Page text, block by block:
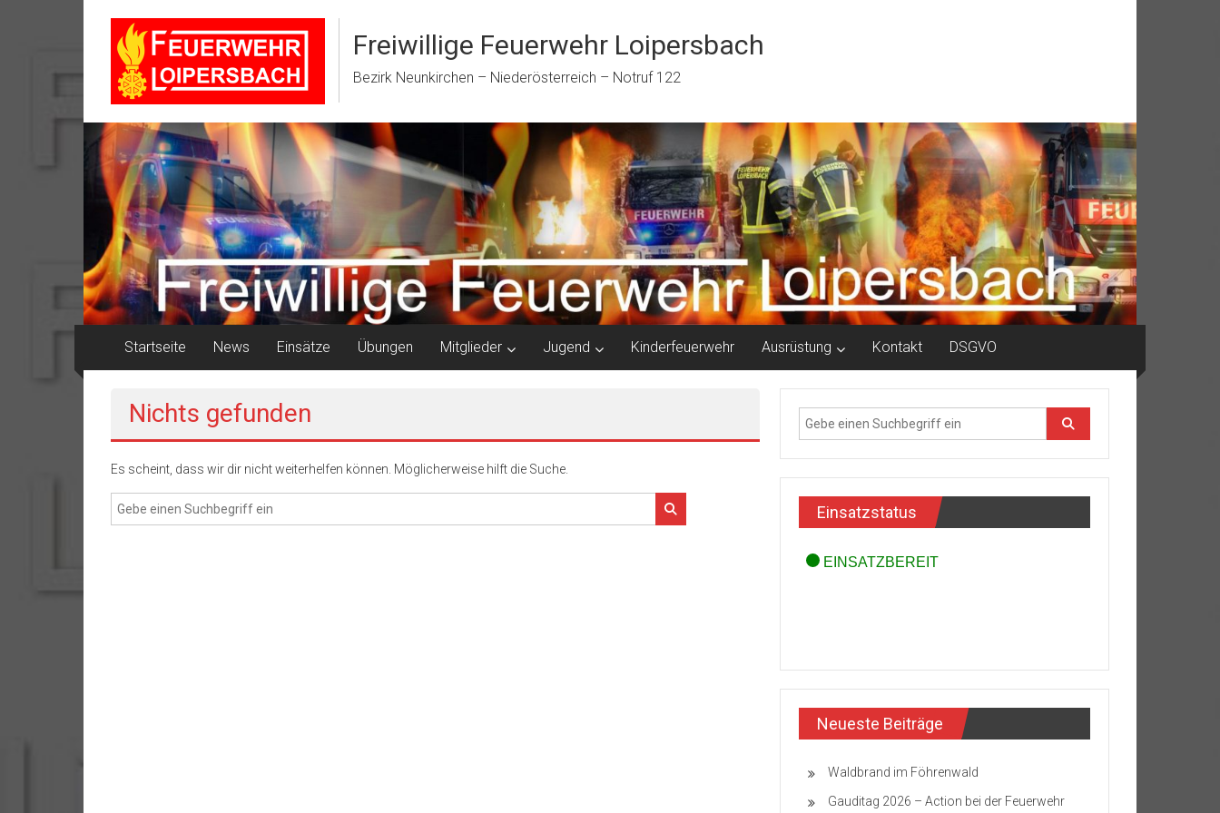
springen
Freiwillige Feuerwehr Loipersbach
Bezirk Neunkirchen – Niederösterreich – Notruf 122
Startseite News Einsätze Übungen Mitglieder Jugend Kinderfeuerwehr Ausrüstung Kontakt DSGVO
Nichts gefunden
Es scheint, dass wir dir nicht weiterhelfen können. Möglicherweise hilft die Suche.
Einsatzstatus
Neueste Beiträge
Waldbrand im Föhrenwald
Gauditag 2026 – Action bei der Feuerwehr